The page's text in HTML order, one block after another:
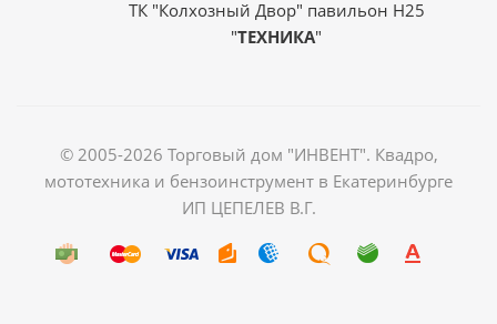
ТК "Колхозный Двор" павильон Н25
"ТЕХНИКА"
© 2005-2026 Торговый дом "ИНВЕНТ". Квадро,
мототехника и бензоинструмент в Екатеринбурге
ИП ЦЕПЕЛЕВ В.Г.